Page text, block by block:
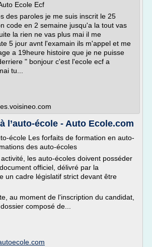
Ecole Ecf
des paroles je me suis inscrit le 25
code en 2 semaine jusqu'a la tout vas
la rien ne vas plus mai il me
5 jour avnt l'examain ils m'appel et me
a 19heure histoire que je ne puisse
" bonjour c'est l'ecole ecf a
tu...
l’auto-école - Auto Ecole.com
école Les forfaits de formation en auto-
des auto-écoles
les auto-écoles doivent posséder
officiel, délivré par la
un cadre législatif strict devant être
au moment de l'inscription du candidat,
composé de...